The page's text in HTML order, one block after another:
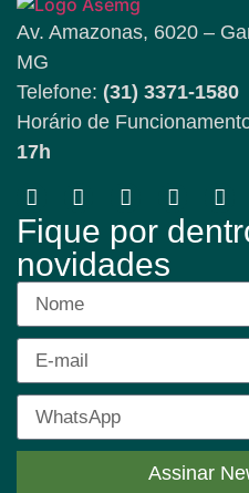
Av. Amazonas, 6020 –
MG
Telefone: (31) 3371-1580
Horário de
17h
Fique por
novidades
Assinar